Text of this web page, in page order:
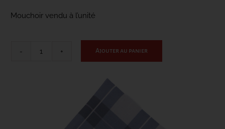
Mouchoir vendu à l’unité
quantité
Ajouter au panier